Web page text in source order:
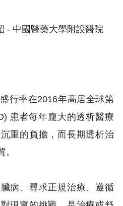
行率在2016年高居全球第
患者每年龐大的透析醫療
重的負擔，而長期透析治
病、尋求正規治療、遵循